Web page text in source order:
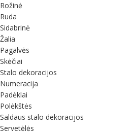
Rožinė
Ruda
Sidabrinė
Žalia
Pagalvės
Skėčiai
Stalo dekoracijos
Numeracija
Padėklai
Polėkštės
Saldaus stalo dekoracijos
Servetėlės